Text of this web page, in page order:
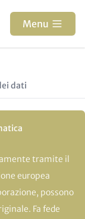
Menu
dati
tramite il
europea
possono
Fa fede